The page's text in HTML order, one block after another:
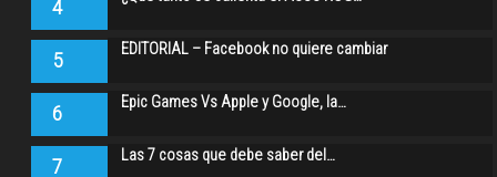
4
5 EDITORIAL – Facebook no quiere cambiar
6 Epic Games Vs Apple y Google, la…
7 Las 7 cosas que debe saber del…